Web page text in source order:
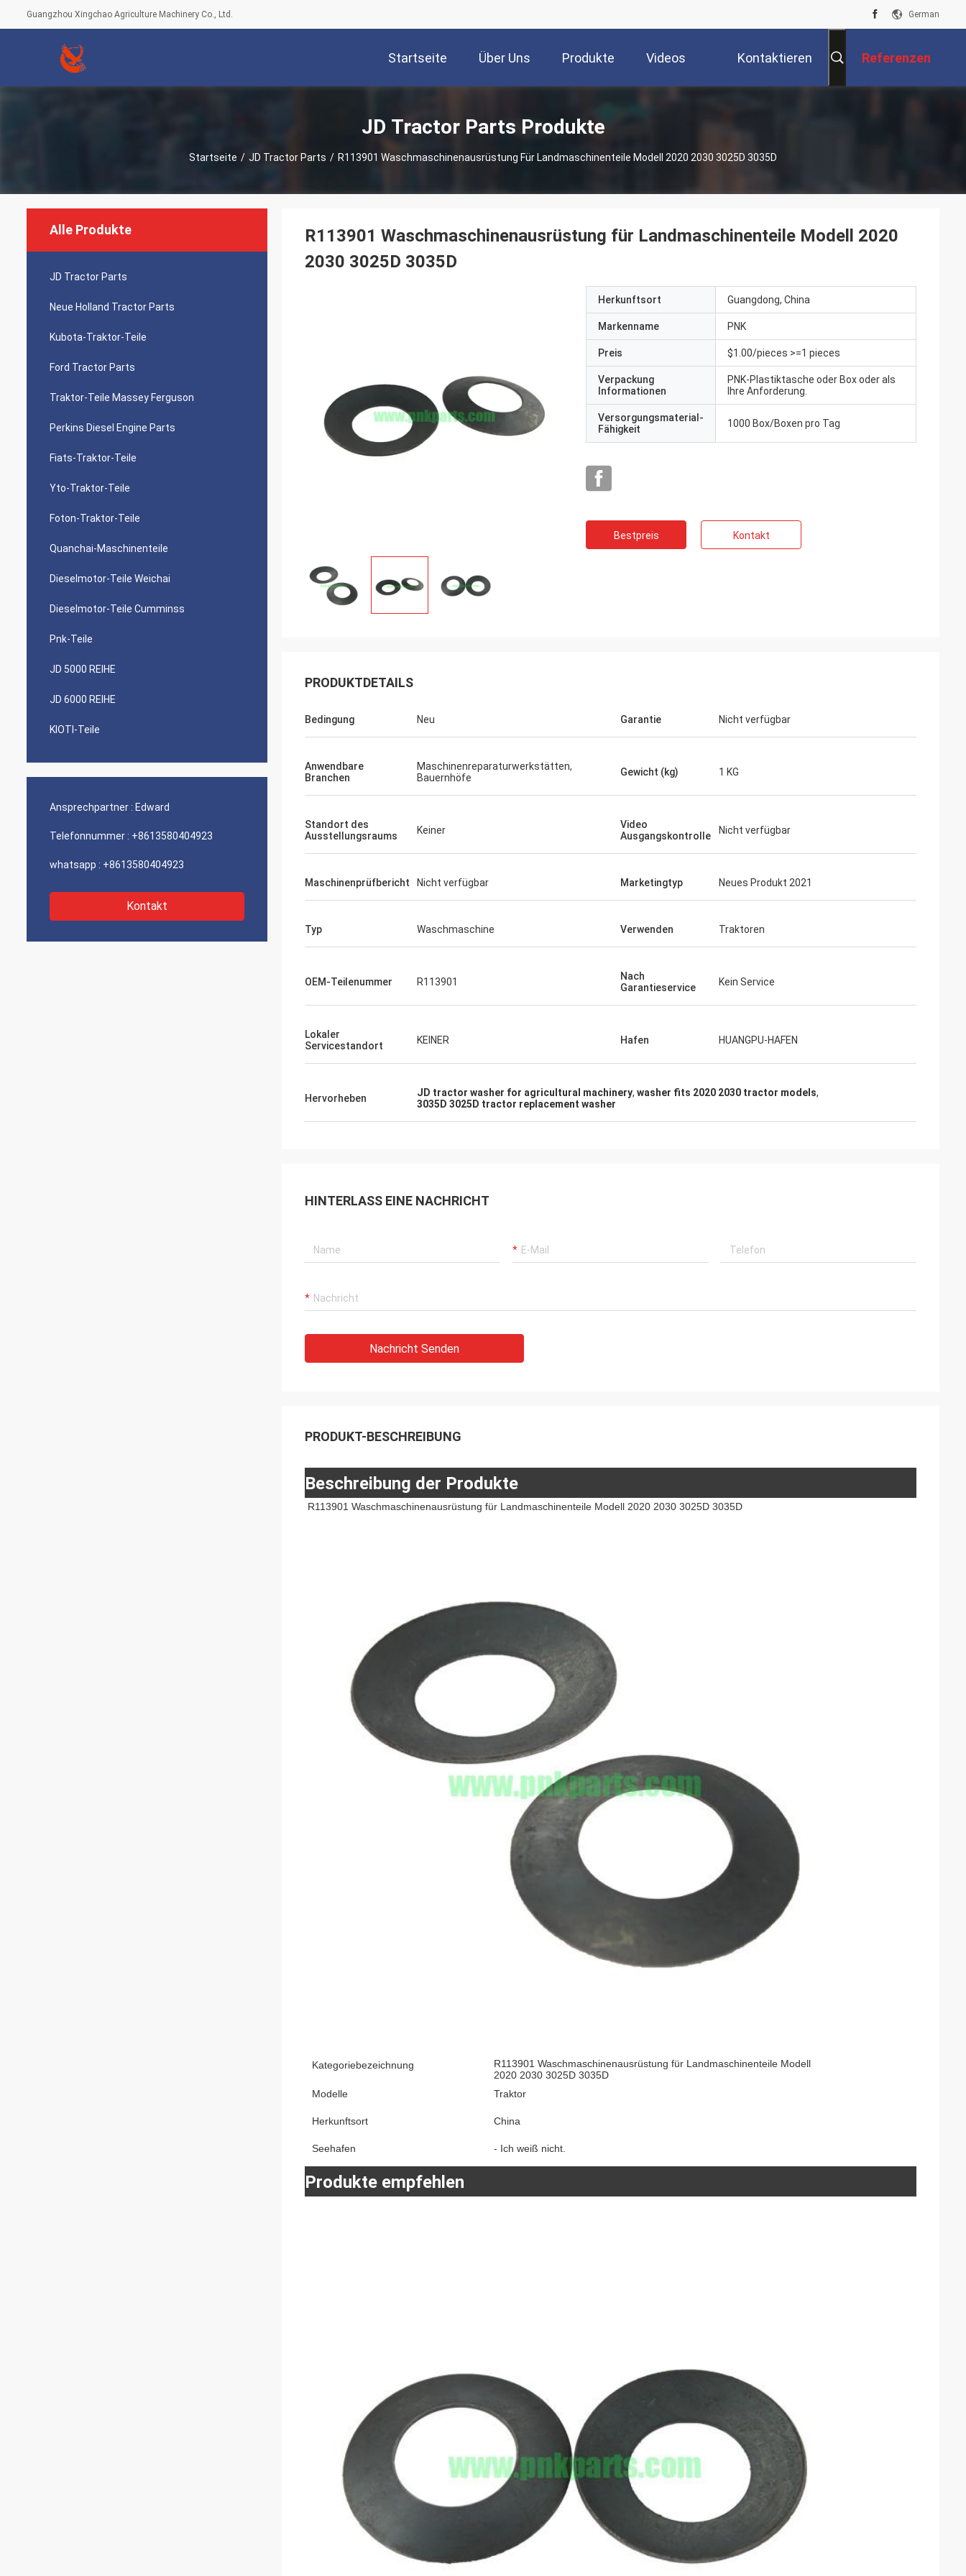
Guangzhou Xingchao Agriculture Machinery Co., Ltd. German
Startseite Über Uns Produkte Videos Kontaktieren Referenzen
JD Tractor Parts Produkte
Startseite / JD Tractor Parts / R113901 Waschmaschinenausrüstung Für Landmaschinenteile Modell 2020 2030 3025D 3035D
Alle Produkte
JD Tractor Parts
Neue Holland Tractor Parts
Kubota-Traktor-Teile
Ford Tractor Parts
Traktor-Teile Massey Ferguson
Perkins Diesel Engine Parts
Fiats-Traktor-Teile
Yto-Traktor-Teile
Foton-Traktor-Teile
Quanchai-Maschinenteile
Dieselmotor-Teile Weichai
Dieselmotor-Teile Cumminss
Pnk-Teile
JD 5000 REIHE
JD 6000 REIHE
KIOTI-Teile
Ansprechpartner : Edward
Telefonnummer : +8613580404923
whatsapp : +8613580404923
Kontakt
R113901 Waschmaschinenausrüstung für Landmaschinenteile Modell 2020
2030 3025D 3035D
Herkunftsort Guangdong, China
Markenname PNK
Preis $1.00/pieces >=1 pieces
Verpackung
Informationen
PNK-Plastiktasche oder Box oder als
Ihre Anforderung.
Versorgungsmaterial-
Fähigkeit
1000 Box/Boxen pro Tag
Bestpreis Kontakt
PRODUKTDETAILS
Bedingung Neu Garantie Nicht verfügbar
Anwendbare
Branchen
Maschinenreparaturwerkstätten,
Bauernhöfe
Gewicht (kg) 1 KG
Standort des
Ausstellungsraums
Keiner
Video
Ausgangskontrolle
Nicht verfügbar
Maschinenprüfbericht Nicht verfügbar Marketingtyp Neues Produkt 2021
Typ Waschmaschine Verwenden Traktoren
OEM-Teilenummer R113901
Nach
Garantieservice
Kein Service
Lokaler
Servicestandort
KEINER Hafen HUANGPU-HAFEN
Hervorheben JD tractor washer for agricultural machinery, washer fits 2020 2030 tractor models,
3035D 3025D tractor replacement washer
HINTERLASS EINE NACHRICHT
Nachricht Senden
PRODUKT-BESCHREIBUNG
Beschreibung der Produkte
R113901 Waschmaschinenausrüstung für Landmaschinenteile Modell 2020 2030 3025D 3035D
Kategoriebezeichnung
R113901 Waschmaschinenausrüstung für Landmaschinenteile Modell
2020 2030 3025D 3035D
Modelle
Traktor
Herkunftsort China
Seehafen - Ich weiß nicht.
Produkte empfehlen